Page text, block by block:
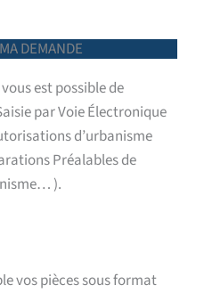
DEMANDE
est possible de
par Voie Électronique
d’urbanisme
Préalables de
).
vos pièces sous format